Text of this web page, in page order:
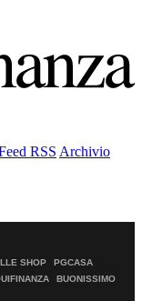
RSS Archivio
SHOP
PGCASA
BUONISSIMO